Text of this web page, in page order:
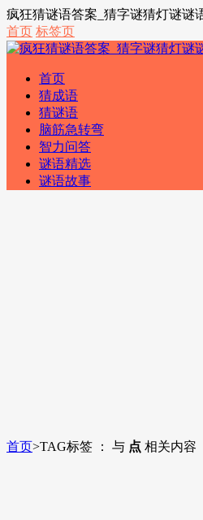
疯狂猜谜语答案_猜字谜猜灯谜谜
首页 标签页
首页
猜成语
猜谜语
脑筋急转弯
智力问答
谜语精选
谜语故事
首页>TAG标签 ： 与 点 相关内容